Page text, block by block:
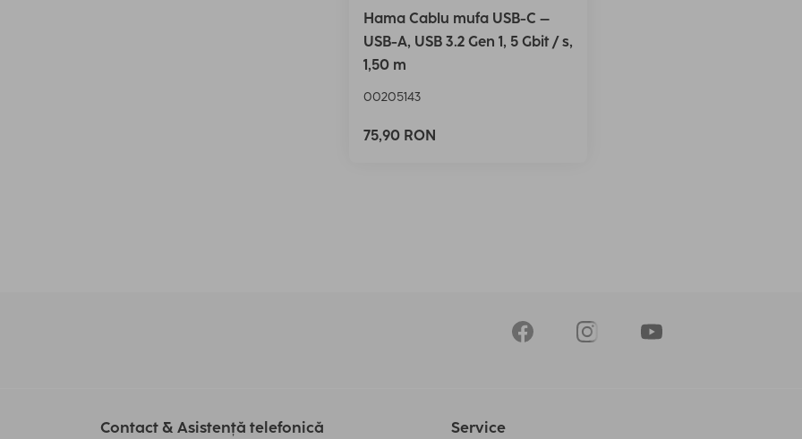
Hama Cablu mufa USB-C –
USB-A, USB 3.2 Gen 1, 5 Gbit / s,
1,50 m
00205143
75,90 RON
Contact & Asistență telefonică Service